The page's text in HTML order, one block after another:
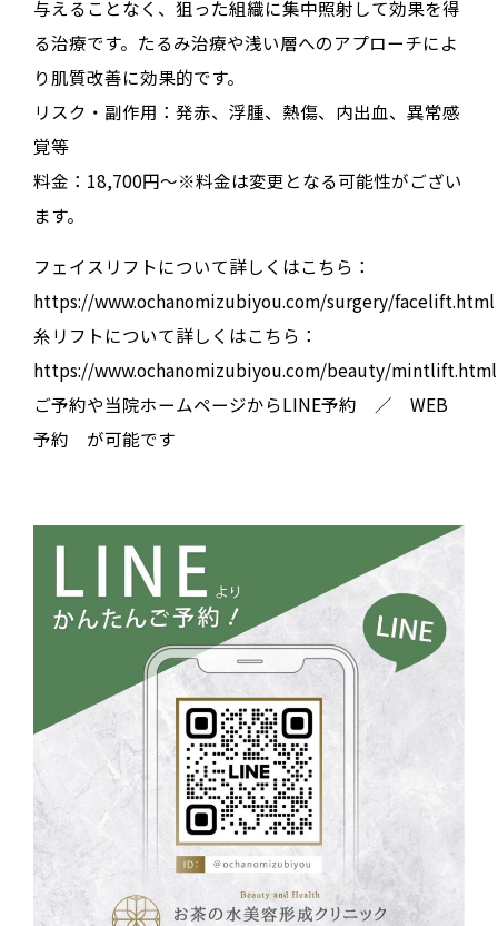
与えることなく、狙った組織に集中照射して効果を得
る治療です。たるみ治療や浅い層へのアプローチによ
り肌質改善に効果的です。
リスク・副作用： 発赤、浮腫、熱傷、内出血、異常感
覚等
料金：18,700円～※料金は変更となる可能性がござい
ます。
フェイスリフトについて詳しくはこちら：
https://www.ochanomizubiyou.com/surgery/facelift.html
糸リフトについて詳しくはこちら：
https://www.ochanomizubiyou.com/beauty/mintlift.html
ご予約や当院ホームページからLINE予約 ／ WEB
予約 が可能です